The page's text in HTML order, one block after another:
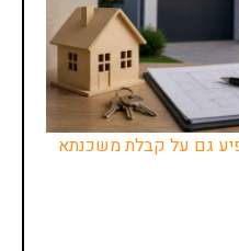
גם על קבלת משכנתא